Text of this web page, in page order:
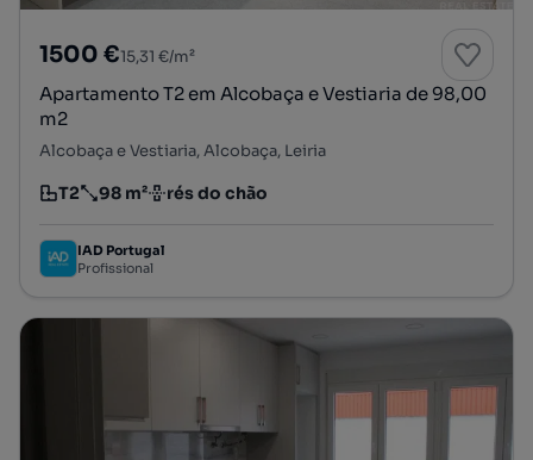
1500 €15,31 €/m²
Apartamento T2 em Alcobaça e Vestiaria de 98,00
m2
Alcobaça e Vestiaria, Alcobaça, Leiria
Tipologia
T2
Preço por metro quadrado
98 m²
Andar rés do chão
IAD Portugal
Profissional